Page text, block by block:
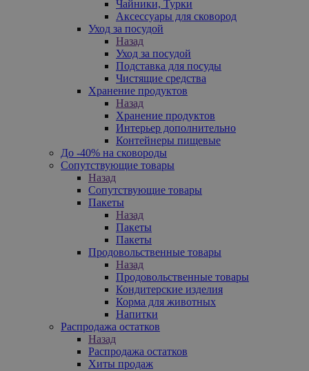
Чайники, Турки
Аксессуары для сковород
Уход за посудой
Назад
Уход за посудой
Подставка для посуды
Чистящие средства
Хранение продуктов
Назад
Хранение продуктов
Интерьер дополнительно
Контейнеры пищевые
До -40% на сковороды
Сопутствующие товары
Назад
Сопутствующие товары
Пакеты
Назад
Пакеты
Пакеты
Продовольственные товары
Назад
Продовольственные товары
Кондитерские изделия
Корма для животных
Напитки
Распродажа остатков
Назад
Распродажа остатков
Хиты продаж